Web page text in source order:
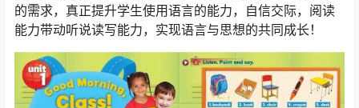
的需求，真正提升学生使用语言的能力，自信交际，阅读
能力带动听说读写能力，实现语言与思想的共同成长！